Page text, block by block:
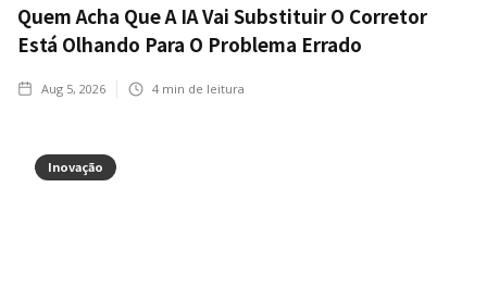
Quem Acha Que A IA Vai Substituir O Corretor
Está Olhando Para O Problema Errado
Aug 5, 2026 4 min de leitura
Inovação